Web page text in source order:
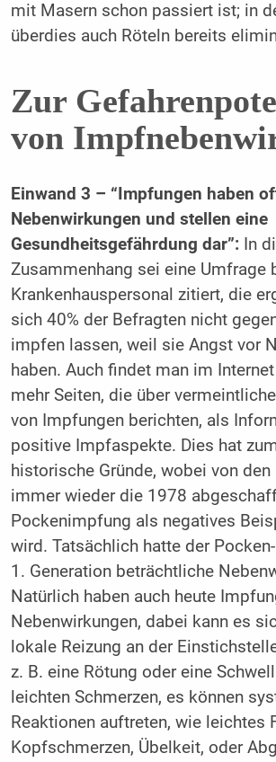
mit Masern schon passiert ist; in
überdies auch Röteln bereits
Zur
von
Einwand 3 – “Impfungen haben
Nebenwirkungen und stellen eine
Gesundheitsgefährdung dar”:In
Zusammenhang sei eine Umfrage
Krankenhauspersonal zitiert, die
sich 40% der Befragten nicht
impfen lassen, weil sie Angst vor
haben. Auch findet man im
mehr Seiten, die über
von Impfungen berichten, als
positive Impfaspekte. Dies hat
historische Gründe, wobei von
immer wieder die 1978
Pockenimpfung als negatives
wird. Tatsächlich hatte der
1. Generation beträchtliche
Natürlich haben auch heute
Nebenwirkungen, dabei kann es
lokale Reizung an der
z. B. eine Rötung oder eine
leichten Schmerzen, es können
Reaktionen auftreten, wie leichtes
Kopfschmerzen, Übelkeit, oder